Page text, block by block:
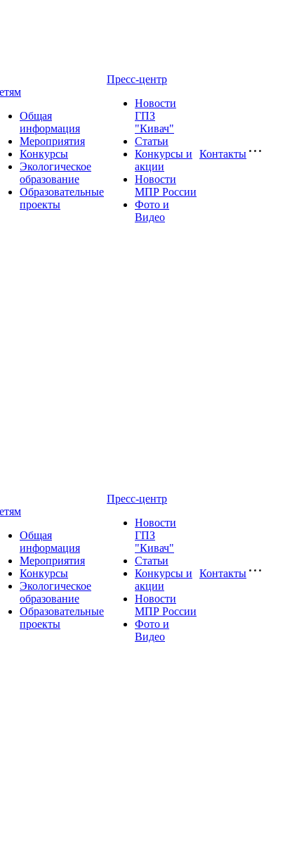
Общая
информация
Мероприятия
Конкурсы
Экологическое
образование
Образовательные
проекты
Пресс-центр
Новости
ГПЗ
"Кивач"
Статьи
Конкурсы и
акции
Новости
МПР России
Фото и
Видео
Контакты
Общая
информация
Мероприятия
Конкурсы
Экологическое
образование
Образовательные
проекты
Пресс-центр
Новости
ГПЗ
"Кивач"
Статьи
Конкурсы и
акции
Новости
МПР России
Фото и
Видео
Контакты